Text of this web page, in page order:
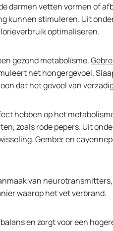
darmen vetten vormen of
kunnen stimuleren. Uit
optimaliseren.
gezond metabolisme.
het hongergevoel.
dat het gevoel van
hebben op het
zoals rode pepers. Uit
Gember en
van
waarop het vet verbrand.
en zorgt voor een